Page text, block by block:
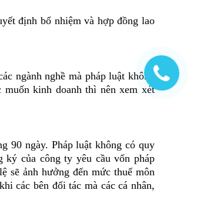
định bổ nhiệm và hợp đồng lao
ngành nghề mà pháp luật không
kinh doanh thì nên xem xét
ngày. Pháp luật không có quy
ký của công ty yêu cầu vốn pháp
sẽ ảnh hưởng đến mức thuế môn
các bên đối tác mà các cá nhân,